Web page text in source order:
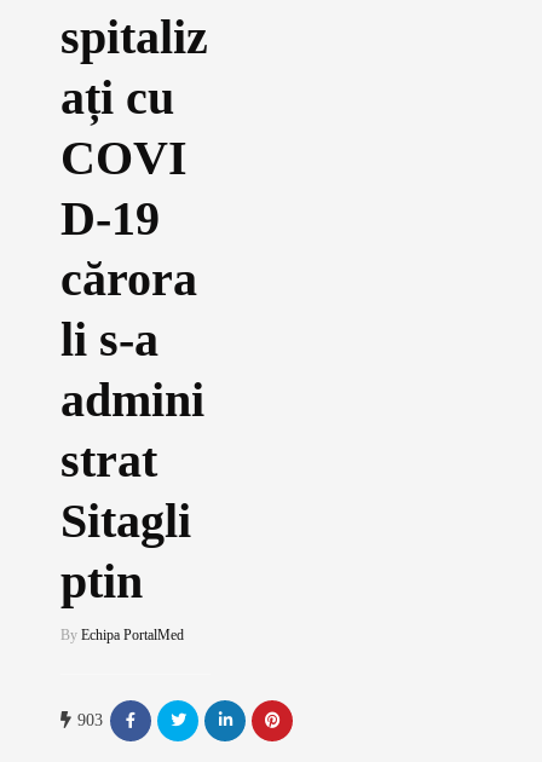
spitaliz
ați cu
COVI
D-19
cărora
li s-a
admini
strat
Sitagli
ptin
By Echipa PortalMed
903